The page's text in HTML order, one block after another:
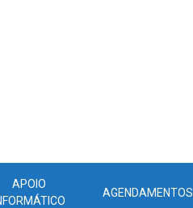
APOIO
AGENDAMENTOS